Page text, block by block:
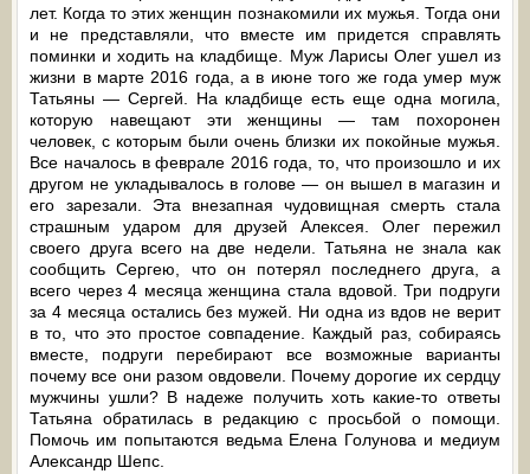
лет. Когда то этих женщин познакомили их мужья. Тогда они
и не представляли, что вместе им придется справлять
поминки и ходить на кладбище. Муж Ларисы Олег ушел из
жизни в марте 2016 года, а в июне того же года умер муж
Татьяны — Сергей. На кладбище есть еще одна могила,
которую навещают эти женщины — там похоронен
человек, с которым были очень близки их покойные мужья.
Все началось в феврале 2016 года, то, что произошло и их
другом не укладывалось в голове — он вышел в магазин и
его зарезали. Эта внезапная чудовищная смерть стала
страшным ударом для друзей Алексея. Олег пережил
своего друга всего на две недели. Татьяна не знала как
сообщить Сергею, что он потерял последнего друга, а
всего через 4 месяца женщина стала вдовой. Три подруги
за 4 месяца остались без мужей. Ни одна из вдов не верит
в то, что это простое совпадение. Каждый раз, собираясь
вместе, подруги перебирают все возможные варианты
почему все они разом овдовели. Почему дорогие их сердцу
мужчины ушли? В надеже получить хоть какие-то ответы
Татьяна обратилась в редакцию с просьбой о помощи.
Помочь им попытаются ведьма Елена Голунова и медиум
Александр Шепс.